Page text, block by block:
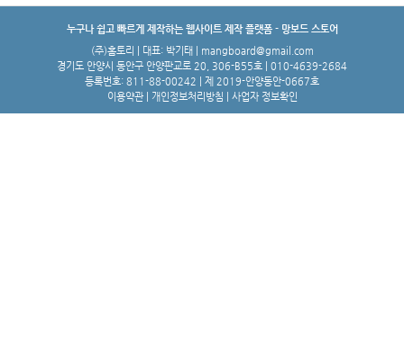
누구나 쉽고 빠르게 제작하는 웹사이트 제작 플랫폼 - 망보드 스토어
(주)홈토리 | 대표: 박기태 | mangboard@gmail.com
경기도 안양시 동안구 안양판교로 20, 306-B55호 | 010-4639-2684
등록번호: 811-88-00242 | 제 2019-안양동안-0667호
이용약관| 개인정보처리방침 사업자 정보확인